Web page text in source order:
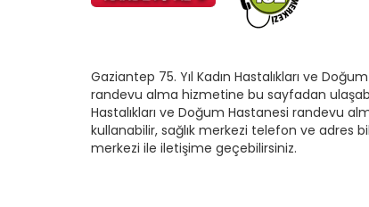
Gaziantep 75. Yıl Kadın Hastalıkları ve
randevu alma hizmetine bu sayfadan
Hastalıkları ve Doğum Hastanesi randevu
kullanabilir, sağlık merkezi telefon ve adres
merkezi ile iletişime geçebilirsiniz.